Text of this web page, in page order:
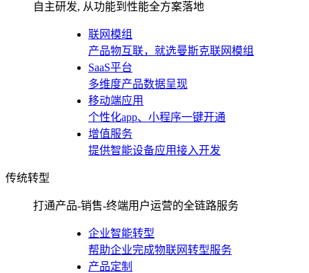
自主研发, 从功能到性能全方案落地
联网模组
产品物互联，就选曼斯克联网模组
SaaS平台
多维度产品数据呈现
移动端应用
个性化app、小程序一键开通
增值服务
提供智能设备应用接入开发
传统转型
打通产品-销售-终端用户运营的全链路服务
企业智能转型
帮助企业完成物联网转型服务
产品定制